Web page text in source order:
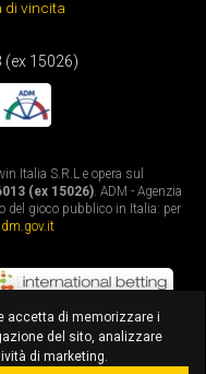
di vincita
(ex 15026)
Italia S.R.L e opera sul
(ex 15026). ADM - Agenzia
del gioco pubblico in Italia: per
accetta di memorizzare i
del sito, analizzare
di marketing.